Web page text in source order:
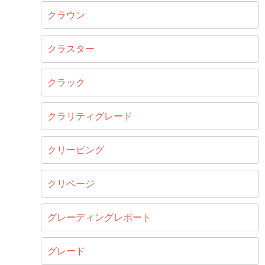
クラウン
クラスター
クラック
クラリティグレード
クリービング
クリベージ
グレーディングレポート
グレード